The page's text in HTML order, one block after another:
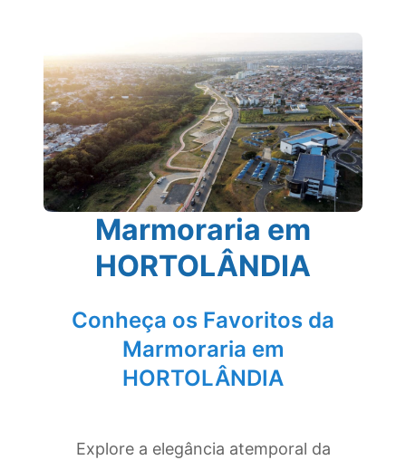
Marmoraria em
HORTOLÂNDIA
Conheça os Favoritos da
Marmoraria em
HORTOLÂNDIA
Explore a elegância atemporal da